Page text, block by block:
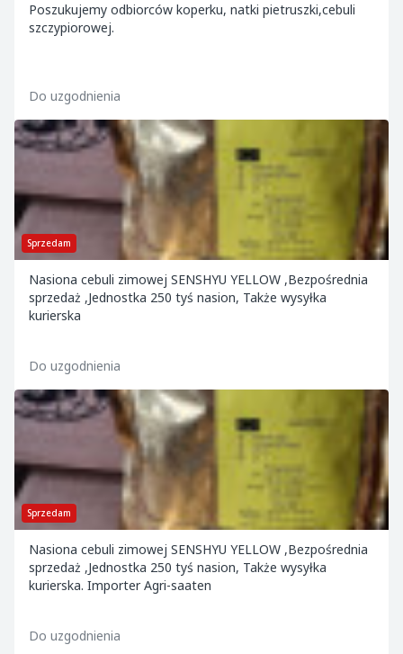
Poszukujemy odbiorców koperku, natki pietruszki,cebuli
szczypiorowej.
Do uzgodnienia
Sprzedam
Nasiona cebuli zimowej SENSHYU YELLOW ,Bezpośrednia
sprzedaż ,Jednostka 250 tyś nasion, Także wysyłka
kurierska
Do uzgodnienia
Sprzedam
Nasiona cebuli zimowej SENSHYU YELLOW ,Bezpośrednia
sprzedaż ,Jednostka 250 tyś nasion, Także wysyłka
kurierska. Importer Agri-saaten
Do uzgodnienia